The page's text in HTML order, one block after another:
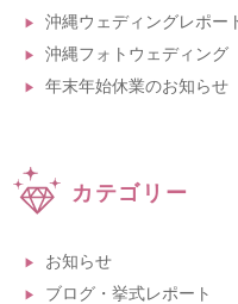
沖縄ウェディングレポー
沖縄フォトウェディン
年末年始休業のお知らせ
カテゴリー
お知らせ
ブログ・挙式レポート